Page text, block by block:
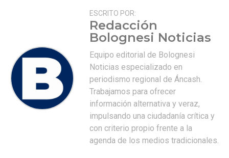
ESCRITO POR:
Redacción
Bolognesi Noticias
Equipo editorial de Bolognesi
Noticias especializado en
periodismo regional de Áncash.
Trabajamos para ofrecer
información alternativa y veraz,
impulsando una ciudadanía crítica y
con criterio propio frente a la
agenda de los medios tradicionales.